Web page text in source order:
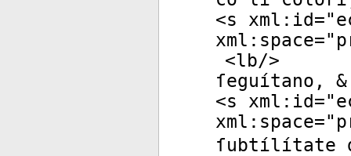
<s xml:id="
xml:space="
<lb/>
ſeguítano,
<s xml:id="
xml:space="
ſubtílítate